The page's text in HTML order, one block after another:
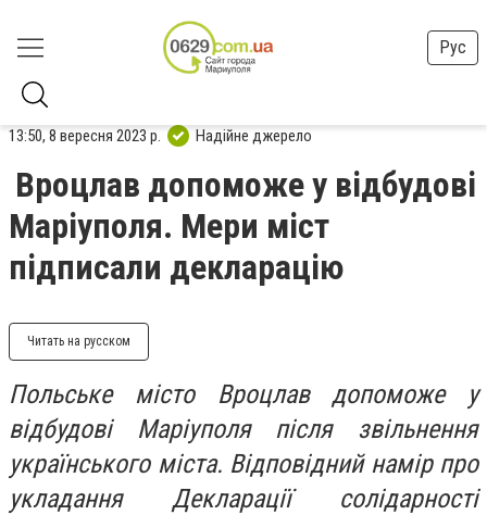
Рус
13:50, 8 вересня 2023 р. Надійне джерело
Вроцлав допоможе у відбудові
Маріуполя. Мери міст
підписали декларацію
Читать на русском
Польське місто Вроцлав допоможе у
відбудові Маріуполя після звільнення
українського міста. Відповідний намір про
укладання Декларації солідарності